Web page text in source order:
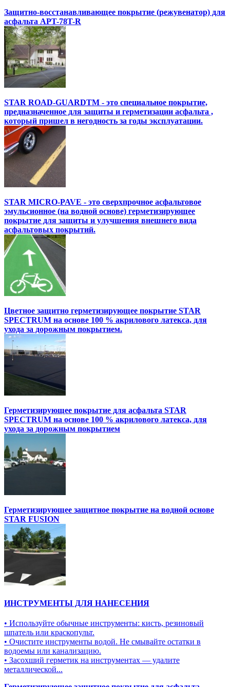
Защитно-восстанавливающее покрытие (режувенатор) для
асфальта APT-78T-R
STAR ROAD-GUARDTM - это специальное покрытие,
предназначенное для защиты и герметизации асфальта ,
который пришел в негодность за годы эксплуатации.
STAR MICRO-PAVE - это сверхпрочное асфальтовое
эмульсионное (на водной основе) герметизирующее
покрытие для защиты и улучшения внешнего вида
асфальтовых покрытий.
Цветное защитно герметизирующее покрытие STAR
SPECTRUM на основе 100 % акрилового латекса, для
ухода за дорожным покрытием.
Герметизирующее покрытие для асфальта STAR
SPECTRUM на основе 100 % акрилового латекса, для
ухода за дорожным покрытием
Герметизирующее защитное покрытие на водной основе
STAR FUSION
ИНСТРУМЕНТЫ ДЛЯ НАНЕСЕНИЯ
• Используйте обычные инструменты: кисть, резиновый
шпатель или краскопульт.
• Очистите инструменты водой. Не смывайте остатки в
водоемы или канализацию.
• Засохший герметик на инструментах — удалите
металлической...